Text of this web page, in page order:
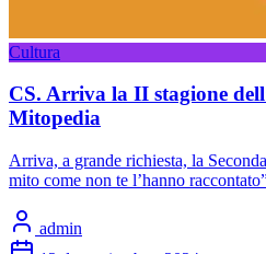
Cultura
CS. Arriva la II stagione
Mitopedia
Arriva, a grande richiesta, la
mito come non te l’hanno
admin